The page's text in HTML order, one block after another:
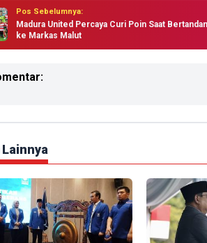
Pos Sebelumnya:
Madura United Percaya Curi Poin Saat
ke Markas Malut